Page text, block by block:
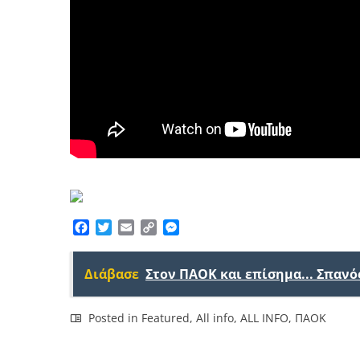
Facebook
TwitterEmailCopy
Διάβασε Στον ΠΑΟΚ και επίσημα...
Posted in Featured, All info, ALL INFO, ΠΑΟΚ